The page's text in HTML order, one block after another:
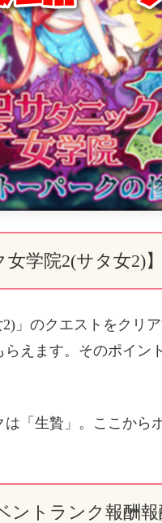
女学院2(サタ女2)
2)」のクエストをクリ
えます。そのポイン
「生贄」。ここから
ントランク報酬